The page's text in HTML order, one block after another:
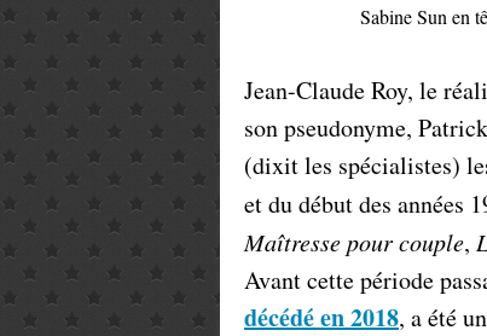
Sabine Sun en
Jean-Claude Roy, le
son pseudonyme,
(dixit les spécialistes)
et du début des années
Maîtresse pour couple,
Avant cette période
décédé en 2018, a été